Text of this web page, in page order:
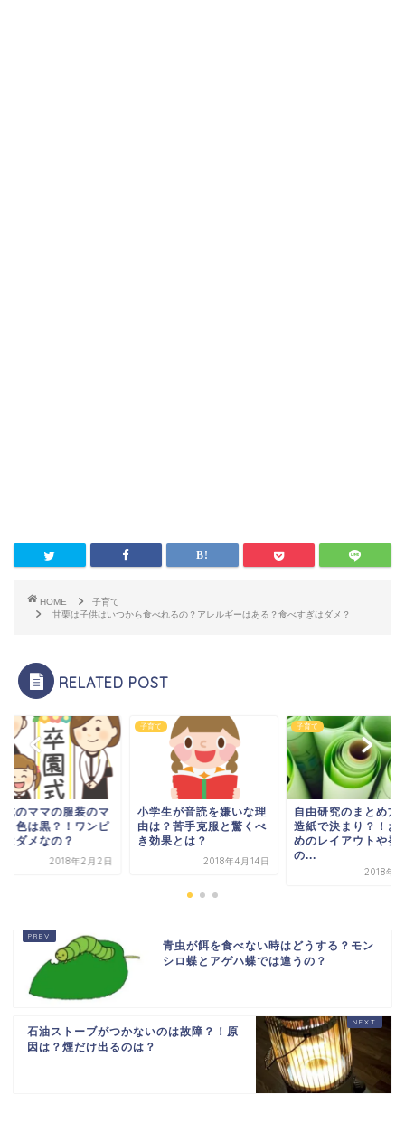
HOME
子育て
甘栗は子供はいつから食べれるの？アレルギーはある？食べすぎはダメ？
RELATED POST
生が音読を嫌いな理
？苦手克服と驚くべ
果とは？
2018年4月14日
子育て
自由研究のまとめ方は模
造紙で決まり？！おすす
めのレイアウトや発表
子育て
卒園式のママの服装
ナー！色は黒？！ワ
ースはダメなの？
青虫が餌を食べない時はどうする？モン
シロ蝶とアゲハ蝶では違うの？
石油ストーブがつかないのは故障？！原
因は？煙だけ出るのは？